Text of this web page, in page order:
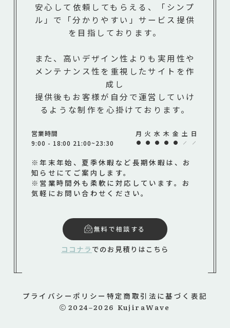
安心して依頼してもらえる、「シンプ
ル」で「分かりやすい」サービス提供
を目指しております。
また、高いデザイン性よりも実用性や
メンテナンス性を重視したサイトを作
成し
提供後もお客様が自分で運営していけ
るような制作を心掛けております。
営業時間 月 火 水 木 金 土 日
9:00 - 18:00 21:00~23:30
※年末年始、夏季休暇など長期休暇は、お
知らせにてご案内します。
※営業時間外も柔軟に対応しています。お
気軽にお問い合わせください。
無料で相談する
ココナラ でのお見積りはこちら
プライバシーポリシー 特定商取引法に基づく表記
2024–2026 KujiraWave